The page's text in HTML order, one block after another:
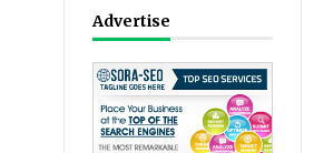
Advertise